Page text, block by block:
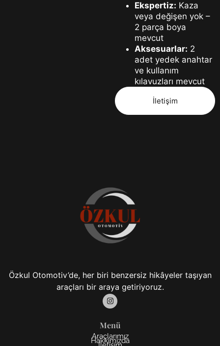
Ekspertiz: Kaza
veya değişen yok –
2 parça boya
mevcut
Aksesuarlar: 2
adet yedek anahtar
ve kullanım
kılavuzları mevcut
İletişim
Özkul Otomotiv’de, her biri benzersiz hikâyeler taşıyan
araçları bir araya getiriyoruz.
Menü
Araçlarımız
Hakkımızda